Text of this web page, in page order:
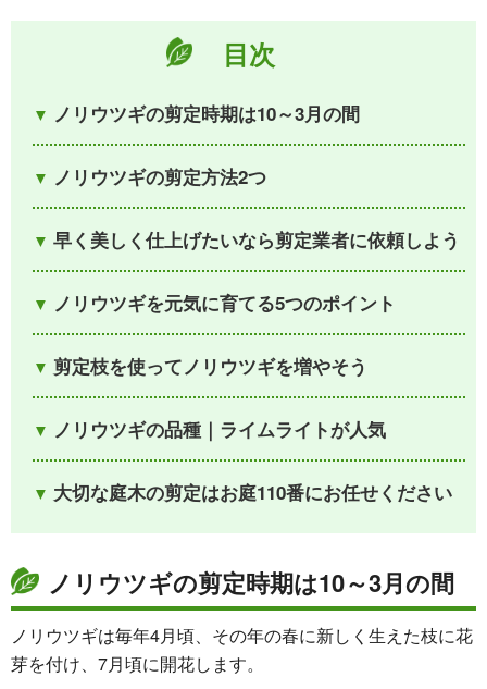
目次
ノリウツギの剪定時期は10～3月の間
ノリウツギの剪定方法2つ
早く美しく仕上げたいなら剪定業者に依頼しよう
ノリウツギを元気に育てる5つのポイント
剪定枝を使ってノリウツギを増やそう
ノリウツギの品種｜ライムライトが人気
大切な庭木の剪定はお庭110番にお任せください
ノリウツギの剪定時期は10～3月の間
ノリウツギは毎年4月頃、その年の春に新しく生えた枝に花
芽を付け、7月頃に開花します。